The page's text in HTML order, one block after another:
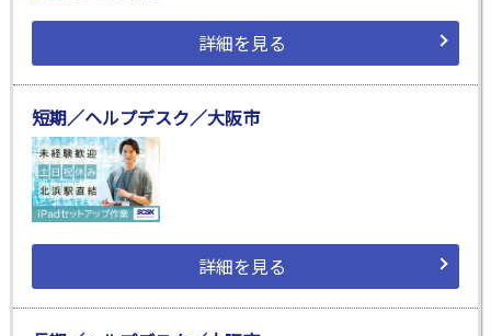
詳細を見る
短期／ヘルプデスク／大阪市
詳細を見る